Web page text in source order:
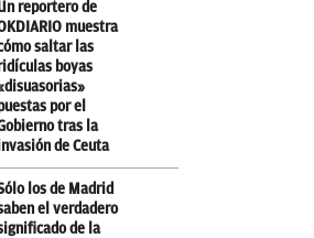
reportero de
muestra
saltar las
boyas
por el
tras la
de Ceuta
los de Madrid
el verdadero
de la